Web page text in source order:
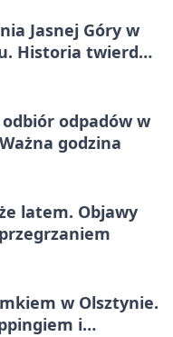
Jasnej Góry w
Historia twierdzy
odpadów w
godzina
latem. Objawy
w Olsztynie.
i